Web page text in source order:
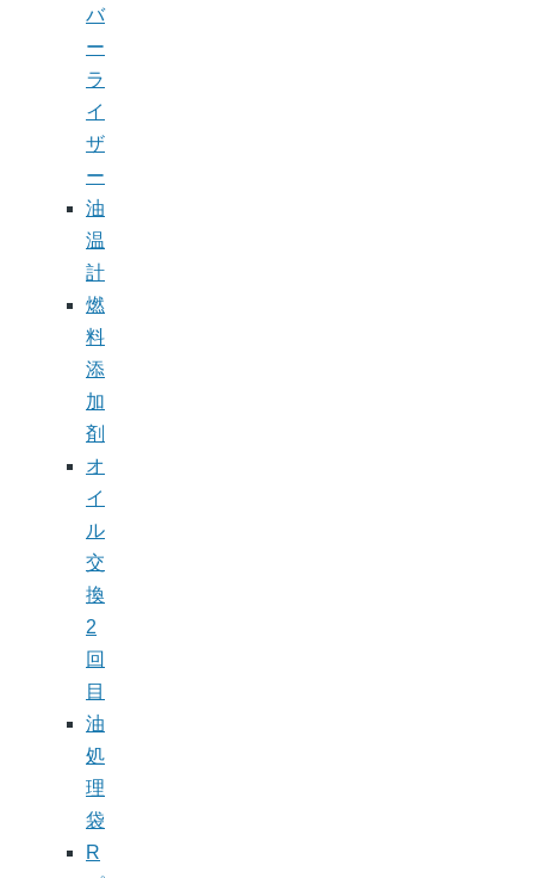
バ
ー
ラ
イ
ザ
ー
油
温
計
燃
料
添
加
剤
オ
イ
ル
交
換
2
回
目
油
処
理
袋
R